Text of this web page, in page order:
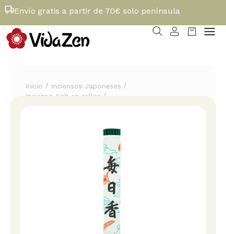
Envío gratis a partir de 70€ solo península
Inicio / Inciensos Japoneses /
Incienso Koh en rollos /